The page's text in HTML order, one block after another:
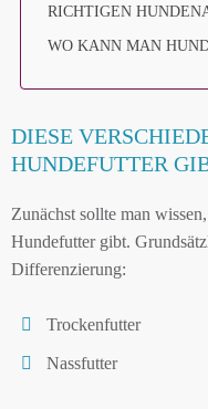
RICHTIGEN
WO KANN MAN
DIESE
HUNDEFUTTER
Zunächst sollte man
Hundefutter gibt.
Differenzierung:
Trockenfutter
Nassfutter